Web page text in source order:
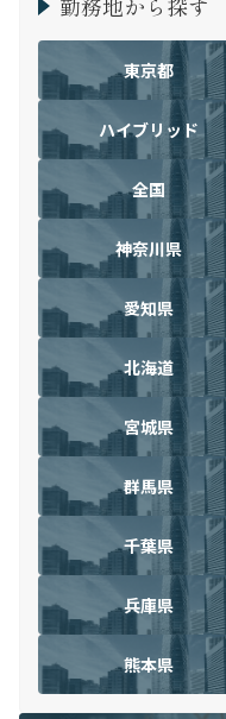
東京都
ハイブリッド
全国
神奈川県
愛知県
北海道
宮城県
群馬県
千葉県
兵庫県
熊本県